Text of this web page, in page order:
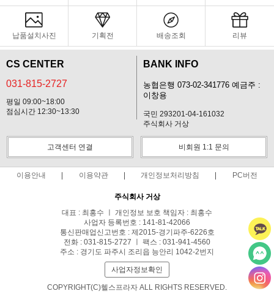
납품설치사진 기획전 배송조회 리뷰
CS CENTER
031-815-2727
평일 09:00~18:00
점심시간 12:30~13:30
BANK INFO
농협은행 073-02-341776 예금주 :
이창용
국민 293201-04-161032
주식회사 거상
고객센터 연결 비회원 1:1 문의
이용안내 이용약관 개인정보처리방침 PC버전
주식회사 거상
대표 : 최홍수 ㅣ 개인정보 보호 책임자 : 최홍수
사업자 등록번호 : 141-81-42066
통신판매업신고번호 : 제2015-경기파주-6226호
전화 : 031-815-2727 ㅣ 팩스 : 031-941-4560
주소 : 경기도 파주시 조리읍 능안리 1042-2번지
사업자정보확인
COPYRIGHT(C)헬스프라자 ALL RIGHTS RESERVED.